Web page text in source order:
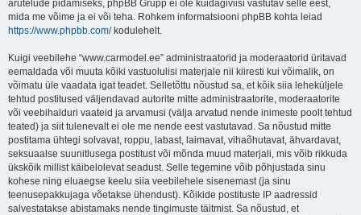
arutelude pidamiseks, phpBB Grupp ei ole kuidagiviisi vastutav selle eest,
mida me võime ja ei või teha. Rohkem informatsiooni phpBB kohta leiad
https://www.phpbb.com/kodulehelt.
Kuigi veebilehe “www.carmodel.ee” administraatorid ja moderaatorid üritavad
eemaldada või muuta kõiki vastuolulisi materjale nii kiiresti kui võimalik, on
võimatu üle vaadata igat teadet. Selletõttu nõustud sa, et kõik siia leheküljele
tehtud postitused väljendavad autorite mitte administraatorite, moderaatorite
või veebihalduri vaateid ja arvamusi (välja arvatud nende inimeste poolt tehtud
teated) ja siit tulenevalt ei ole me nende eest vastutavad. Sa nõustud mitte
postitama ühtegi solvavat, roppu, labast, laimavat, vihaõhutavat, ähvardavat,
seksuaalse suunitlusega postitust või mõnda muud materjali, mis võib rikkuda
ükskõik millist käibelolevat seadust. Selle tegemine võib põhjustada sinu
kohese ning eluaegse keelu siia veebilehele sisenemast (ja sinu
teenusepakkujaga võetakse ühendust). Kõikide postituste IP aadressid
salvestatakse abistamaks nende tingimuste täitmist. Sa nõustud, et